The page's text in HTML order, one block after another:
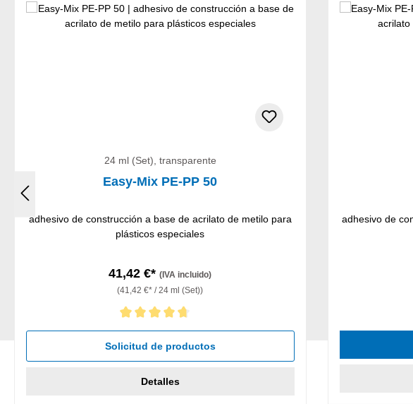
24 ml (Set), transparente
Easy-Mix PE-PP 50
adhesivo de construcción a base de acrilato de metilo para
plásticos especiales
41,42 €*(IVA incluido)
(41,42 €* / 24 ml (Set))
Calificación promedio de 4.67 de 5 estrellas
Solicitud de productos
Detalles
adhesivo de